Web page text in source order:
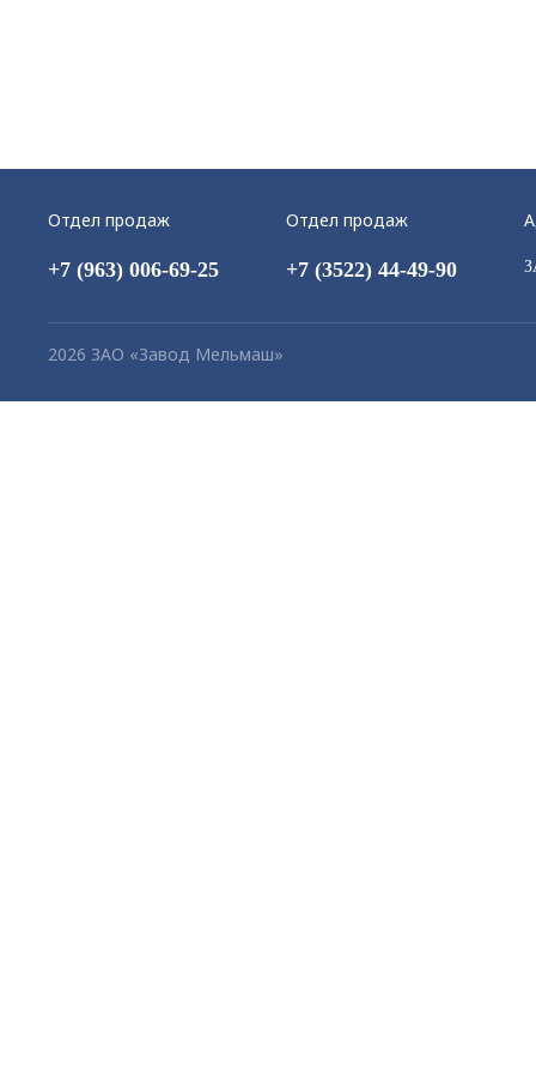
Отдел продаж
+7 (963) 006-69-25
Отдел продаж
+7 (3522) 44-49-90
2026 ЗАО «Завод Мельмаш»